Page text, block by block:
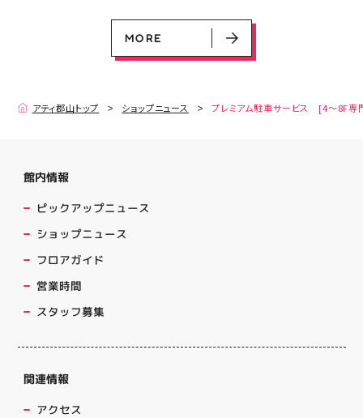
MORE
MORE
アティ郡山トップ ショップニュース プレミアム駐車サービス [4～8F専
館内情報
ピックアップニュース
ショップニュース
フロアガイド
営業時間
スタッフ募集
関連情報
アクセス